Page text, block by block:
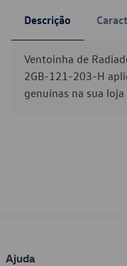
Descrição
Ventoinha de
2GB-121-203-H
genuínas na sua
Ajuda